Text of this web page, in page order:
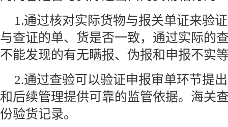
1.通过核对实际货物与报关单证来验
与查证的单、货是否一致，通过实际的
不能发现的有无瞒报、伪报和申报不实
2.通过查验可以验证申报审单环节提
和后续管理提供可靠的监管依据。海关
份验货记录。